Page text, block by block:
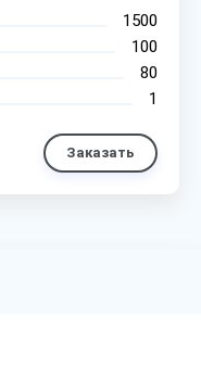
1500
100
80
1
Заказать